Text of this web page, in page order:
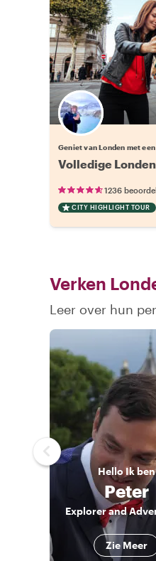
Kies
Geniet van Londen met
Volledige
1236
CITY HIGHLIGHT TOUR
Verken
Leer over hun
HelloIk ben
Peter
Explorer and
Zie Meer